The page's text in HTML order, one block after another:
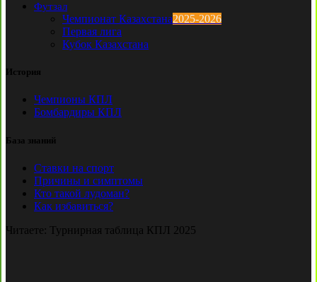
Футзал
Чемпионат Казахстана2025-2026
Первая лига
Кубок Казахстана
История
Чемпионы КПЛ
Бомбардиры КПЛ
База знаний
Ставки на спорт
Причины и симптомы
Кто такой лудоман?
Как избавиться?
Читаете: Турнирная таблица КПЛ 2025